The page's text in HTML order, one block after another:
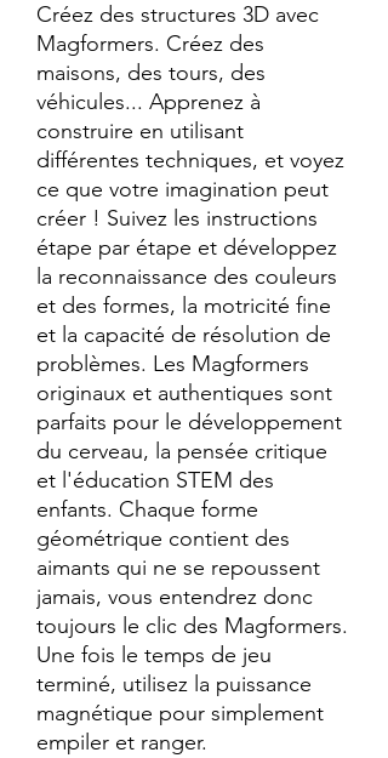
Créez des structures 3D avec
Magformers. Créez des
maisons, des tours, des
véhicules... Apprenez à
construire en utilisant
différentes techniques, et voyez
ce que votre imagination peut
créer ! Suivez les instructions
étape par étape et développez
la reconnaissance des couleurs
et des formes, la motricité fine
et la capacité de résolution de
problèmes. Les Magformers
originaux et authentiques sont
parfaits pour le développement
du cerveau, la pensée critique
et l'éducation STEM des
enfants. Chaque forme
géométrique contient des
aimants qui ne se repoussent
jamais, vous entendrez donc
toujours le clic des Magformers.
Une fois le temps de jeu
terminé, utilisez la puissance
magnétique pour simplement
empiler et ranger.